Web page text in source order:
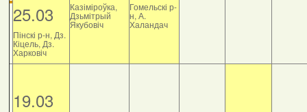
25.03
Пінскі р-н, Дз.
Кіцель, Дз.
Харковіч
Казіміроўка,
Дзьмітрый
Якубовіч
Гомельскі р-
н, А.
Халандач
19.03